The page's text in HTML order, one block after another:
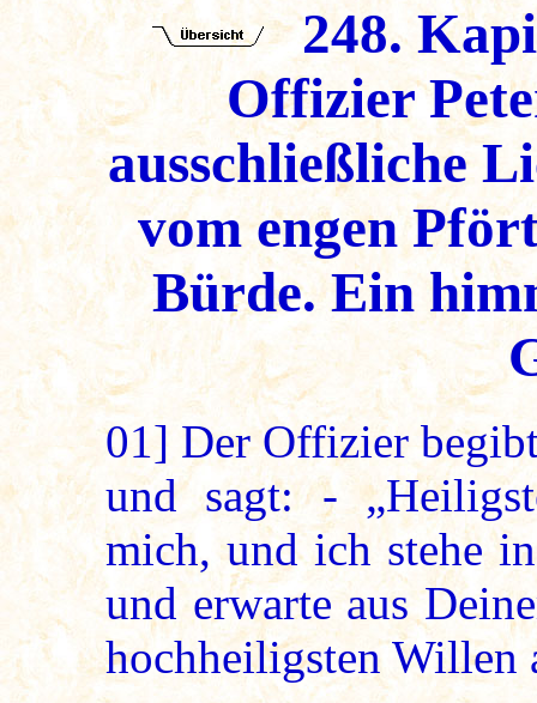
248.
Offizier
ausschließliche
vom engen
Bürde. Ein
01] Der Offizier
und sagt: -
mich, und ich stehe
und erwarte aus
hochheiligsten Willen